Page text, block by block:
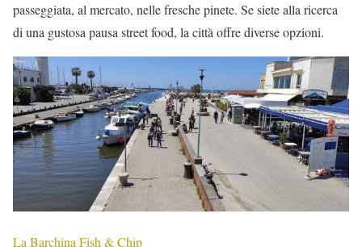
passeggiata, al mercato, nelle fresche pinete. Se siete alla ricerca
di una gustosa pausa street food, la città offre diverse opzioni.
La Barchina Fish & Chip